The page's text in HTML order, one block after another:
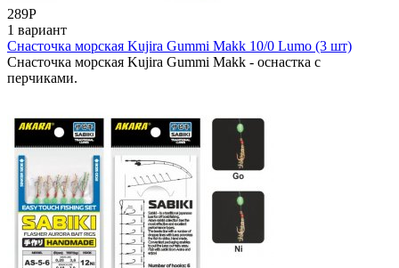
289Р
1 вариант
Снасточка морская Kujira Gummi Makk 10/0 Lumo (3 шт)
Снасточка морская Kujira Gummi Makk - оснастка с
перчиками.